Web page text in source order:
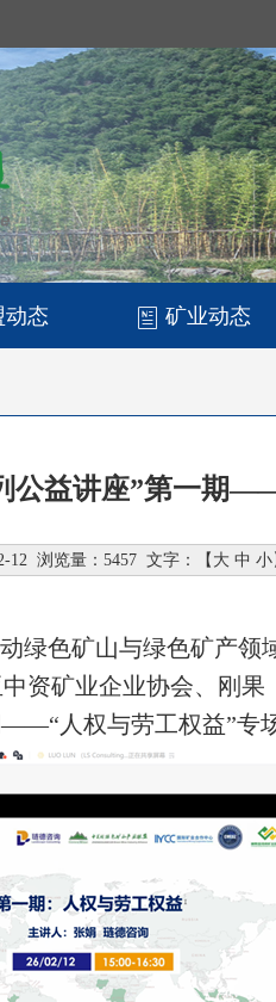
动态 矿业动态
公益讲座”第一期
12 浏览量：5457 文字：【 大 中 小
绿色矿山与绿色矿产
资矿业企业协会、刚
人权与劳工权益”专